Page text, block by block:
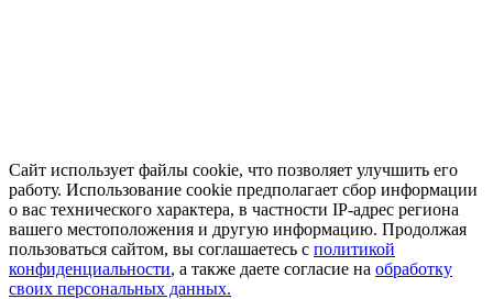
Сайт использует файлы cookie, что позволяет улучшить его
работу. Использование cookie предполагает сбор информации
о вас технического характера, в частности IP-адрес региона
вашего местоположения и другую информацию. Продолжая
пользоваться сайтом, вы соглашаетесь с политикой
конфиденциальности, а также даете согласие на обработку
своих персональных данных.